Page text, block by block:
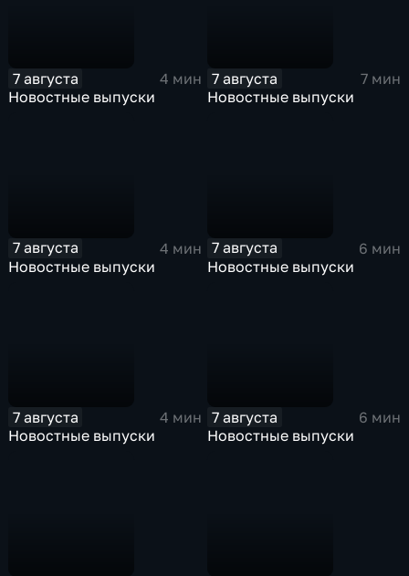
7 августа
4 мин
Новостные выпуски
7 августа
7 мин
Новостные выпуски
7 августа
4 мин
Новостные выпуски
7 августа
6 мин
Новостные выпуски
7 августа
4 мин
Новостные выпуски
7 августа
6 мин
Новостные выпуски